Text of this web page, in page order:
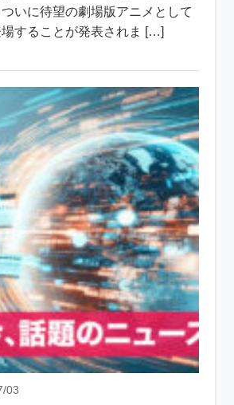
いに待望の劇場版アニメとして
することが発表されま […]
03